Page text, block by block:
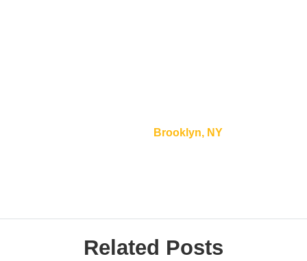
Brooklyn, NY
Related Posts